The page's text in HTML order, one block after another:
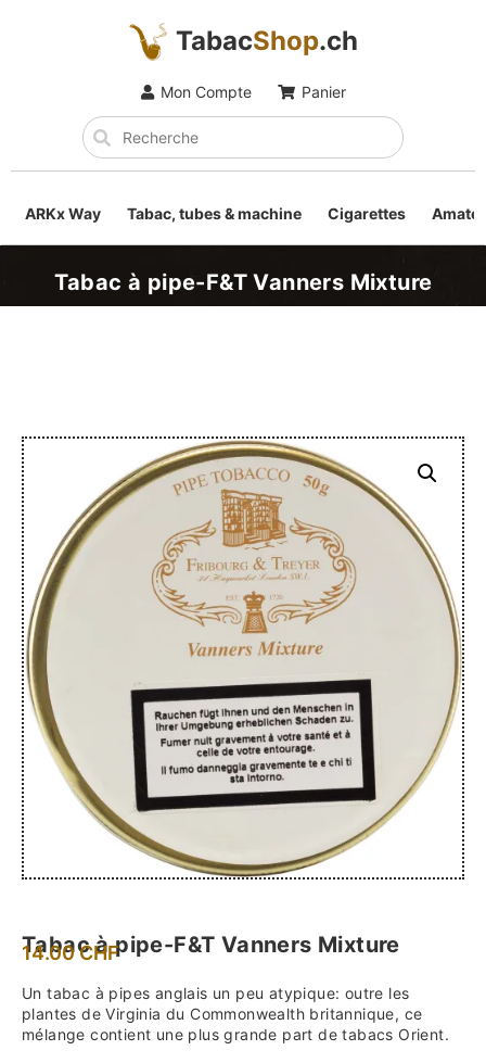
TabacShop.ch
Mon Compte Panier
ARKx Way Tabac, tubes & machine Cigarettes
Tabac à pipe-F&T Vanners Mixture
Tabac à pipe-F&T Vanners Mixture
14.00CHF
Un tabac à pipes anglais un peu atypique: outre les
plantes de Virginia du Commonwealth britannique, ce
mélange contient une plus grande part de tabacs Orient.